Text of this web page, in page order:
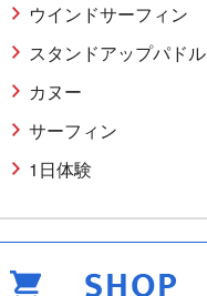
ウインドサーフィン
スタンドアップパドル
カヌー
サーフィン
1日体験